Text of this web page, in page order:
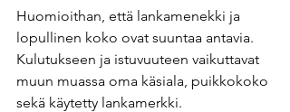
Huomioithan, että lankamenekki ja
lopullinen koko ovat suuntaa antavia.
Kulutukseen ja istuvuuteen vaikuttavat
muun muassa oma käsiala, puikkokoko
sekä käytetty lankamerkki.